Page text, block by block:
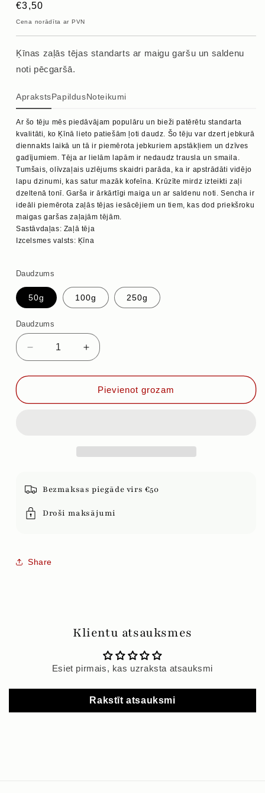
Parastā
cena
€3,50
Cena norādīta ar PVN
Ķīnas zaļās tējas standarts ar maigu garšu un saldenu
noti pēcgaršā.
AprakstsPapildusNoteikumi
Ar šo tēju mēs piedāvājam populāru un bieži patērētu standarta
kvalitāti, ko Ķīnā lieto patiešām ļoti daudz. Šo tēju var dzert jebkurā
diennakts laikā un tā ir piemērota jebkuriem apstākļiem un dzīves
gadījumiem. Tēja ar lielām lapām ir nedaudz trausla un smaila.
Tumšais, olīvzaļais uzlējums skaidri parāda, ka ir apstrādāti vidējo
lapu dzinumi, kas satur mazāk kofeīna. Krūzīte mirdz izteikti zaļi
dzeltenā tonī. Garša ir ārkārtīgi maiga un ar saldenu noti. Sencha ir
ideāli piemērota zaļās tējas iesācējiem un tiem, kas dod priekšroku
maigas garšas zaļajām tējām.
Sastāvdaļas: Zaļā tēja
Izcelsmes valsts: Ķīna
Daudzums
50g 100g 250g
Daudzums
Samazināt
daudzumu
priekš
CHINA
Palielināt
daudzumu
priekš
SENCHA
CHINA
Pievienot grozam
Bezmaksas piegāde virs €50
Droši maksājumi
Share
Klientu atsauksmes
Esiet pirmais, kas uzraksta atsauksmi
Rakstīt atsauksmi